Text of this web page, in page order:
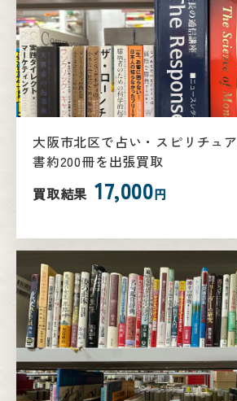
大阪市北区で占い・スピリチュ
書約200冊を出張買取
買取結果 17,000円